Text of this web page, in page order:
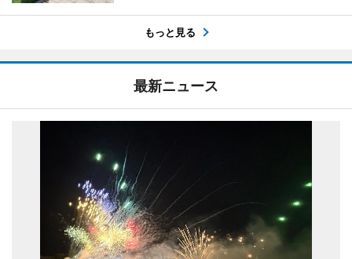
もっと見る
最新ニュース